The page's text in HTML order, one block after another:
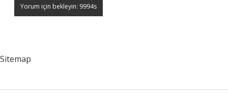
Sitemap